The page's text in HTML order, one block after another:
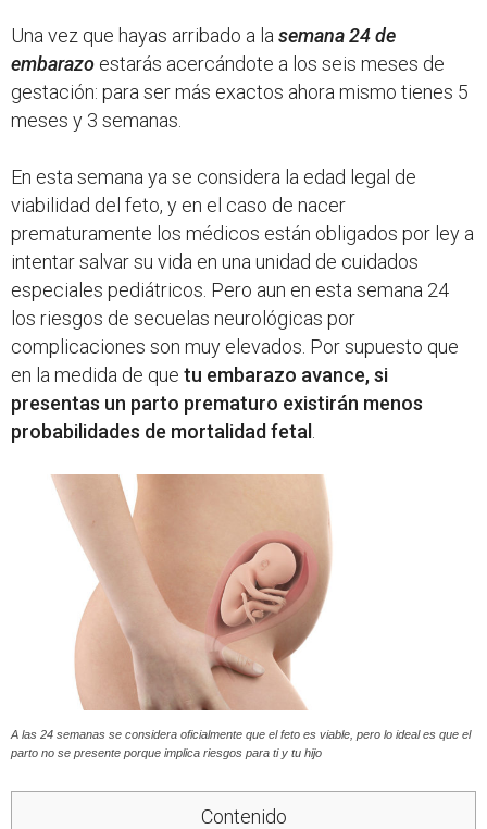
Una vez que hayas arribado a la semana 24 de
embarazo estarás acercándote a los seis meses de
gestación: para ser más exactos ahora mismo tienes 5
meses y 3 semanas.
En esta semana ya se considera la edad legal de
viabilidad del feto, y en el caso de nacer
prematuramente los médicos están obligados por ley a
intentar salvar su vida en una unidad de cuidados
especiales pediátricos. Pero aun en esta semana 24
los riesgos de secuelas neurológicas por
complicaciones son muy elevados. Por supuesto que
en la medida de que tu embarazo avance, si
presentas un parto prematuro existirán menos
probabilidades de mortalidad fetal
A las 24 semanas se considera oficialmente que el feto es viable, pero lo ideal es que el
parto no se presente porque implica riesgos para ti y tu hijo
Contenido